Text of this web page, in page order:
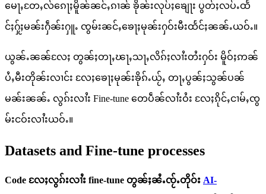
မေႃႇတႄႇလ်ၵေႃႈမိူၼ်ၼင်ႇၵၢၼ် ၶိုၼ်းလုပ်ႈၶျေႃး ပွတ်ႈလပ်ႉထႅ
င်ႈႁႂ်ႈမၼ်းႁဵၼ်းႁူႉ ၸွမ်းၼင်ႇၶေႃႈမုၼ်းႁဝ်းမီးထႅင်ႈၼၼ်ႉယဝ်ႉ။
ယွၼ်ႉၼၼ်လႄႈ တွၼ်ႈတႃႇၽႃႇသႃႇလိၵ်ႈလၢႆးတႆးႁဝ်း မိူဝ်ႈဢၼ်
ပႆႇမီးတိုၼ်းလၢင်း လႄႈၶေႃႈမုၼ်းၶိုၵ်ႉယႂ်ႇ တႃႇပွၼ်ႈသွၼ်ပၼ်
မၼ်းၼၼ်ႉ လွၵ်းလၢႆး Fine-tune တေပဵၼ်လၢႆးဝႆး လႄႈၵိုင်ႇငၢမ်ႇၸွ
မ်းငဝ်းလၢႆးယဝ်ႉ။
Datasets and Fine-tune processes
Code လႄႈလွၵ်းလၢႆး fine-tune တွၼ်ႈၼႆႉၸႂ်ႉတိုဝ်း AI-